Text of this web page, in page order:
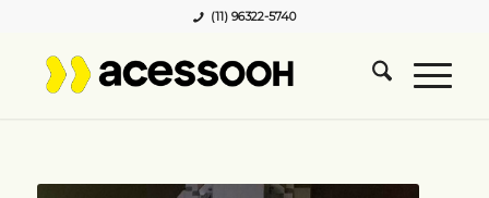
(11) 96322-5740